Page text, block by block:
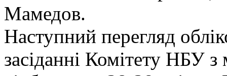
Мамедов.
Наступний перегляд
засіданні Комітету НБУ з